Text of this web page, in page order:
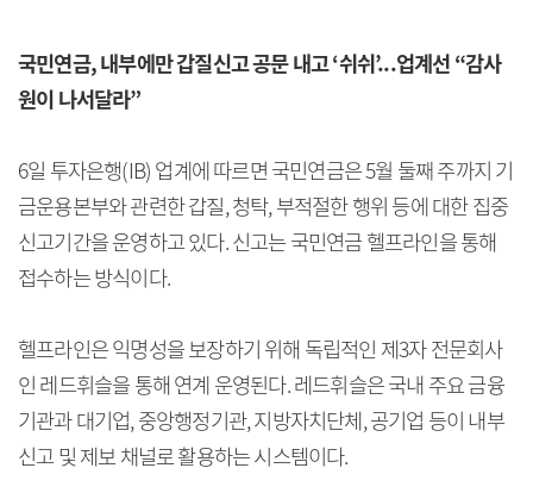
국민연금, 내부에만 갑질신고 공문 내고 ‘쉬쉬’...업계선 “감사
원이 나서달라”
6일 투자은행(IB) 업계에 따르면 국민연금은 5월 둘째 주까지 기
금운용본부와 관련한 갑질, 청탁, 부적절한 행위 등에 대한 집중
신고기간을 운영하고 있다. 신고는 국민연금 헬프라인을 통해
접수하는 방식이다.
헬프라인은 익명성을 보장하기 위해 독립적인 제3자 전문회사
인 레드휘슬을 통해 연계 운영된다. 레드휘슬은 국내 주요 금융
기관과 대기업, 중앙행정기관, 지방자치단체, 공기업 등이 내부
신고 및 제보 채널로 활용하는 시스템이다.